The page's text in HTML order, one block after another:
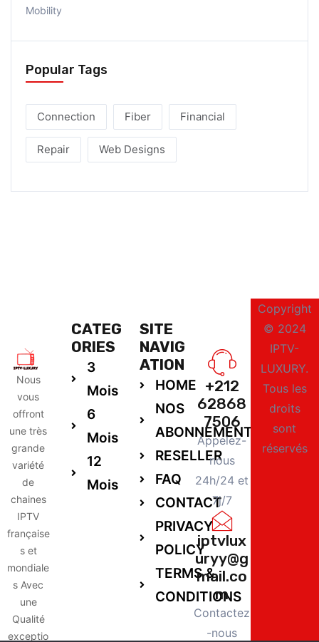
Mobility
Popular Tags
Connection Fiber Financial
Repair Web Designs
Nous
vous
offront
une très
grande
variété
de
chaines
IPTV
française
s et
mondiale
s Avec
une
Qualité
exceptio
CATEG
ORIES
3
Mois
6
Mois
12
Mois
SITE
NAVIG
ATION
HOME
NOS
ABONNEMENTS
RESELLER
FAQ
CONTACT
PRIVACY
POLICY
TERMS &
CONDITIONS
+212
62868
7506
Appelez-
nous
24h/24 et
7j/7
iptvlux
uryy@g
mail.co
m
Contactez
-nous
Copyright
© 2024
IPTV-
LUXURY.
Tous les
droits
sont
réservés